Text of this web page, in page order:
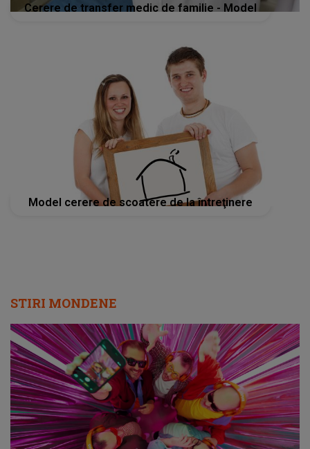
Cerere de transfer medic de familie - Model
Model cerere de scoatere de la întreţinere
STIRI MONDENE